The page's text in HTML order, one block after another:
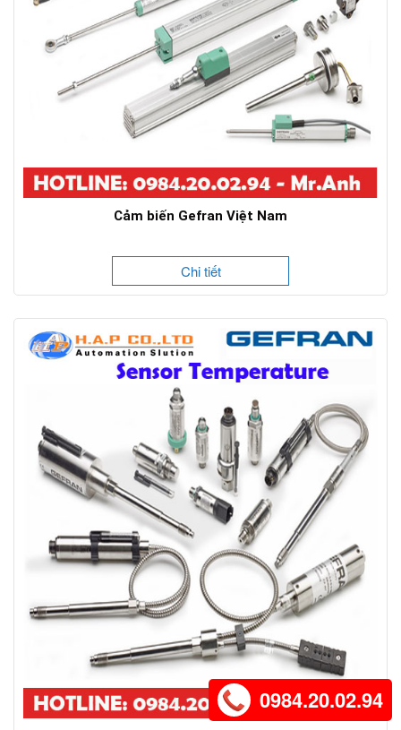
Cảm biến Gefran Việt Nam
Chi tiết
0984.20.02.94